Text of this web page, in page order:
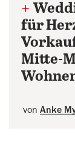
+
für
Mitte-
von Anke